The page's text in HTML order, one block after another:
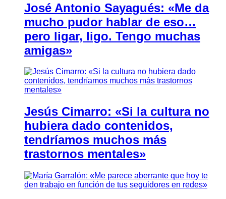
José Antonio Sayagués: «Me da
mucho pudor hablar de eso…
pero ligar, ligo. Tengo muchas
amigas»
Jesús Cimarro: «Si la cultura no
hubiera dado contenidos,
tendríamos muchos más
trastornos mentales»